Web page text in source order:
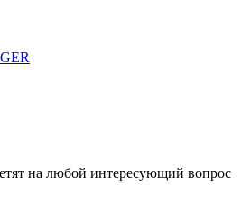
на любой интересующий вопрос